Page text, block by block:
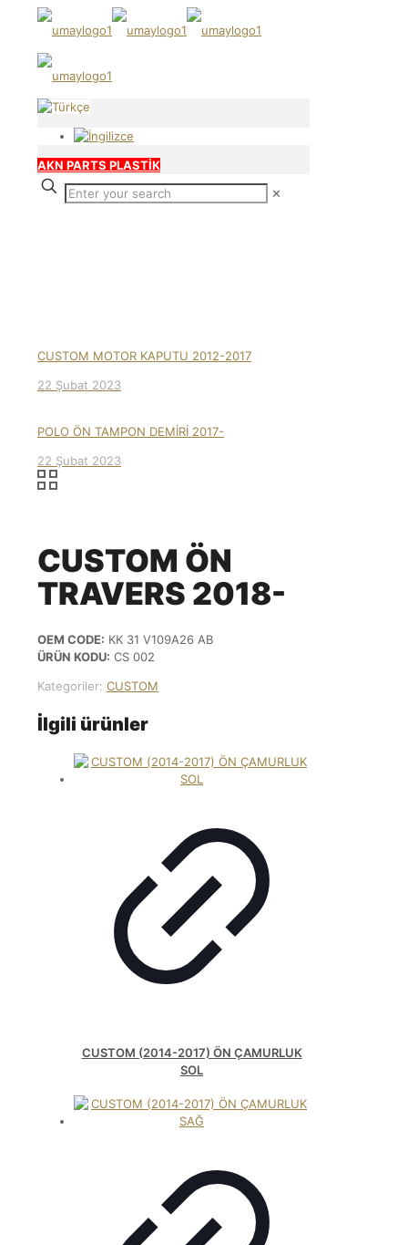
AKN PARTS PLASTİK
✕
CUSTOM MOTOR KAPUTU 2012-2017
22 Şubat 2023
POLO ÖN TAMPON DEMİRİ 2017-
22 Şubat 2023
CUSTOM ÖN
TRAVERS 2018-
OEM CODE: KK 31 V109A26 AB
ÜRÜN KODU: CS 002
Kategoriler: CUSTOM
İlgili ürünler
CUSTOM (2014-2017) ÖN ÇAMURLUK
SOL